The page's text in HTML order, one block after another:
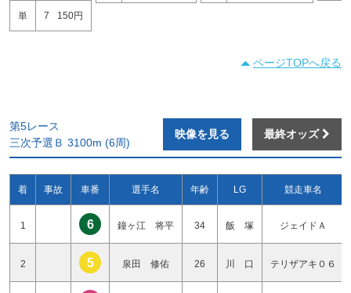
単 7 150円
ページTOPへ戻る
第5レース
三次予選Ｂ 3100m (6周)
映像を見る 最終オッズ
着 事故 車番 選手名 年齢 LG 競走車名
1 6 鐘ヶ江 将平 34 飯 塚 ジェイドＡ
2 5 泉田 修佑 26 川 口 テリザアキ０６